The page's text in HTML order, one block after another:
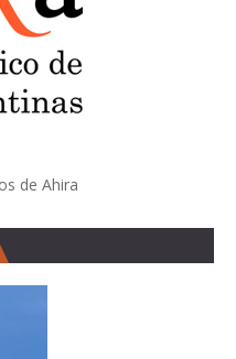
de Ahira